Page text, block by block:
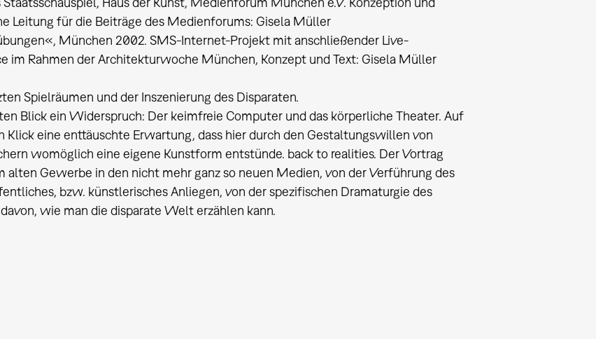
Leitung für die Beiträge des Medienforums: Gisela Müller
München 2002. SMS-Internet-Projekt mit anschließender Live-
im Rahmen der Architekturwoche München, Konzept und Text: Gisela Müller
Spielräumen und der Inszenierung des Disparaten.
Blick ein Widerspruch: Der keimfreie Computer und das körperliche Theater. Auf
Klick eine enttäuschte Erwartung, dass hier durch den Gestaltungswillen von
womöglich eine eigene Kunstform entstünde. back to realities. Der Vortrag
alten Gewerbe in den nicht mehr ganz so neuen Medien, von der Verführung des
bzw. künstlerisches Anliegen, von der spezifischen Dramaturgie des
wie man die disparate Welt erzählen kann.